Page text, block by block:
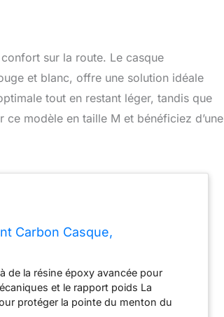
sur la route. Le casque
et blanc, offre une solution idéale
tout en restant léger, tandis que
modèle en taille M et bénéficiez d’une
Carbon Casque,
de la résine époxy avancée pour
et le rapport poids La
protéger la pointe du menton du